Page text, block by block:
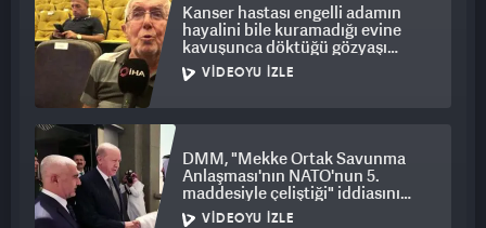
Kanser hastası engelli adamın
hayalini bile kuramadığı evine
kavuşunca döktüğü gözyaşı
duygulandırdı
VIDEOYU İZLE
DMM, "Mekke Ortak Savunma
Anlaşması'nın NATO'nun 5.
maddesiyle çeliştiği" iddiasını
yalanladı
VIDEOYU İZLE